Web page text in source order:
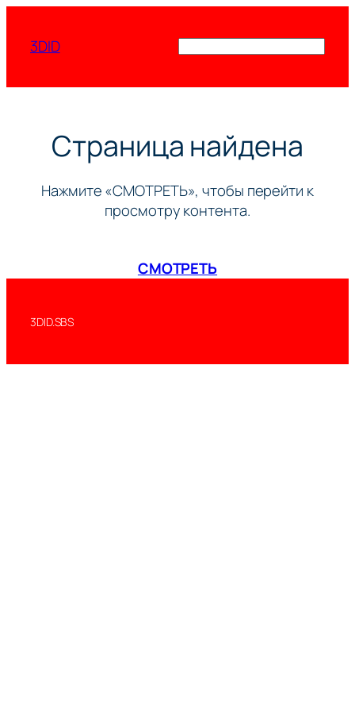
содержимому
3DID
Страница найдена
Нажмите «СМОТРЕТЬ», чтобы перейти к
просмотру контента.
СМОТРЕТЬ
3DID.SBS